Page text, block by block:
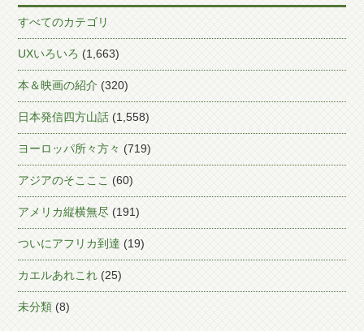
すべてのカテゴリ
UXいろいろ (1,663)
本＆映画の紹介 (320)
日本発信四方山話 (1,558)
ヨーロッパ所々方々 (719)
アジアのそこここ (60)
アメリカ縦横無尽 (191)
ついにアフリカ到達 (19)
カエルあれこれ (25)
未分類 (8)